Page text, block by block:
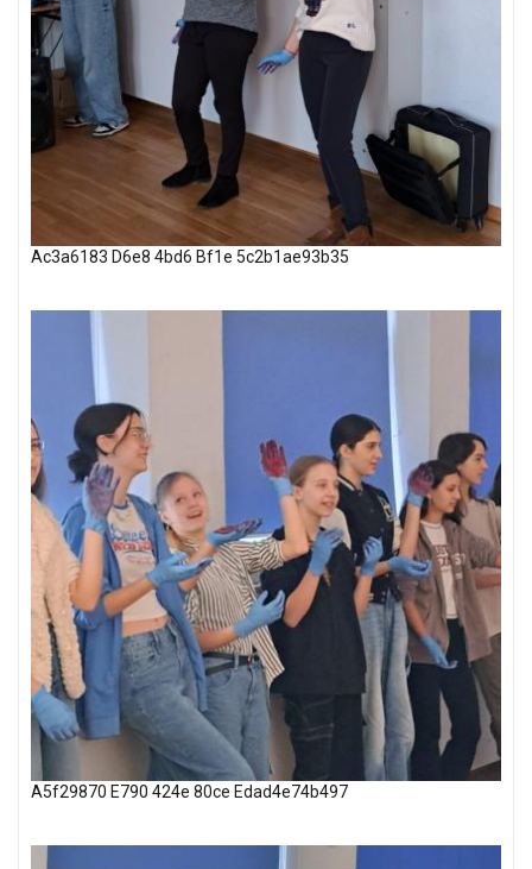
Ac3a6183 D6e8 4bd6 Bf1e 5c2b1ae93b35
A5f29870 E790 424e 80ce Edad4e74b497